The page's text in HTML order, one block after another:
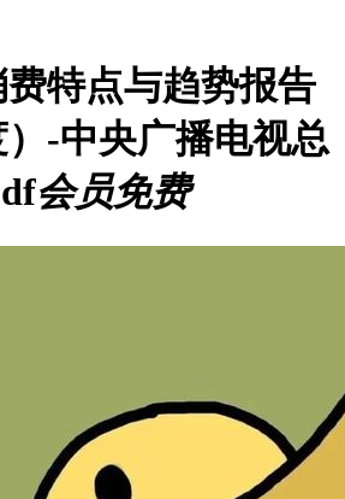
特点与趋势报告
）-中央广播电视总
会员免费